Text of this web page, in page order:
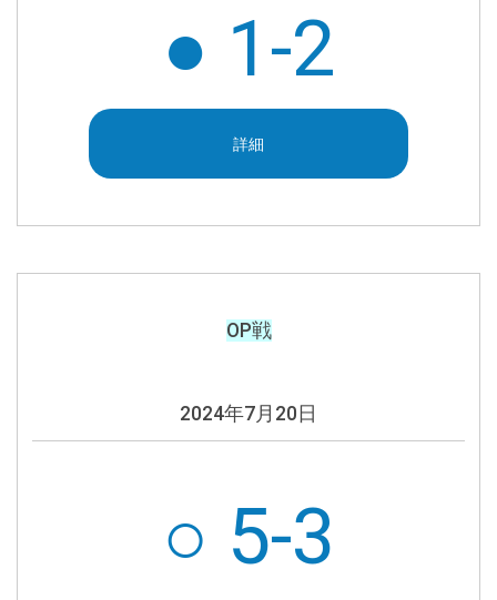
● 1-2
詳細
OP戦
2024年7月20日
○ 5-3